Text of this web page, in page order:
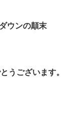
ウンの顛末
うございます。